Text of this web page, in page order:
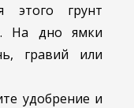
этого грунт
На дно ямки
гравий или
удобрение и